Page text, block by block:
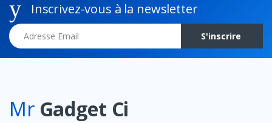
Inscrivez-vous à la newsletter
Adresse Email
S'inscrire
Mr Gadget Ci